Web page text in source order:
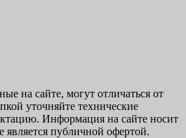
на сайте, могут отличаться от
уточняйте технические
Информация на сайте носит
является публичной офертой.